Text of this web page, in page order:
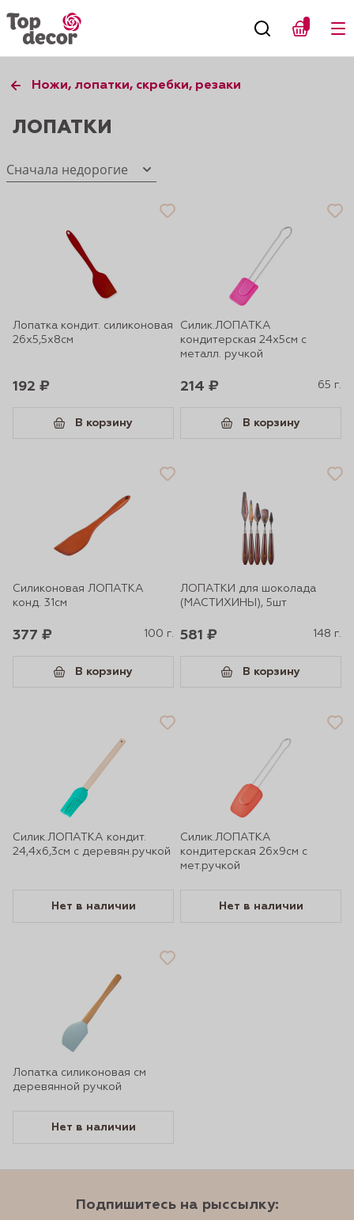
Ножи, лопатки, скребки, резаки
ЛОПАТКИ
Сначала недорогие
Лопатка кондит. силиконовая
26х5,5х8см
192 ₽
В корзину
Силик.ЛОПАТКА
кондитерская 24х5см с
металл. ручкой
214 ₽ 65 г.
В корзину
Силиконовая ЛОПАТКА
конд. 31см
377 ₽ 100 г.
В корзину
ЛОПАТКИ для шоколада
(МАСТИХИНЫ), 5шт
581 ₽ 148 г.
В корзину
Силик.ЛОПАТКА кондит.
24,4х6,3см с деревян.ручкой
Нет в наличии
Силик.ЛОПАТКА
кондитерская 26х9см с
мет.ручкой
Нет в наличии
Лопатка силиконовая см
деревянной ручкой
Нет в наличии
Подпишитесь на рыссылку: